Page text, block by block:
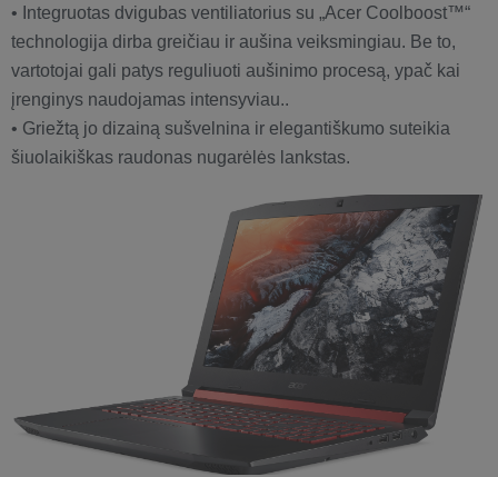
• Integruotas dvigubas ventiliatorius su „Acer Coolboost™“
technologija dirba greičiau ir aušina veiksmingiau. Be to,
vartotojai gali patys reguliuoti aušinimo procesą, ypač kai
įrenginys naudojamas intensyviau..
• Griežtą jo dizainą sušvelnina ir elegantiškumo suteikia
šiuolaikiškas raudonas nugarėlės lankstas.